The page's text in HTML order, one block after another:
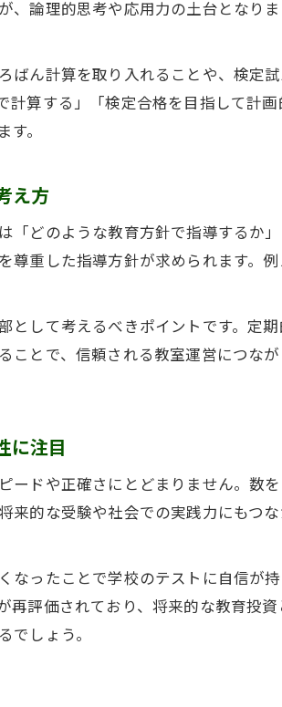
そろばん教室開業に必須の資
そろばん教室運営に必要な資
安定経営実現へ向けた計画と集客
口コミやSNSを活用した集客
教室計画で失敗しないための
、論理的思考や応用力の土台となり
ばん計算を取り入れることや、検定
計算する」「検定合格を目指して計
す。
え方
「どのような教育方針で指導するか
尊重した指導方針が求められます。
として考えるべきポイントです。定
ことで、信頼される教室運営につな
に注目
ードや正確さにとどまりません。数
来的な受験や社会での実践力にもつ
なったことで学校のテストに自信が
再評価されており、将来的な教育投
でしょう。